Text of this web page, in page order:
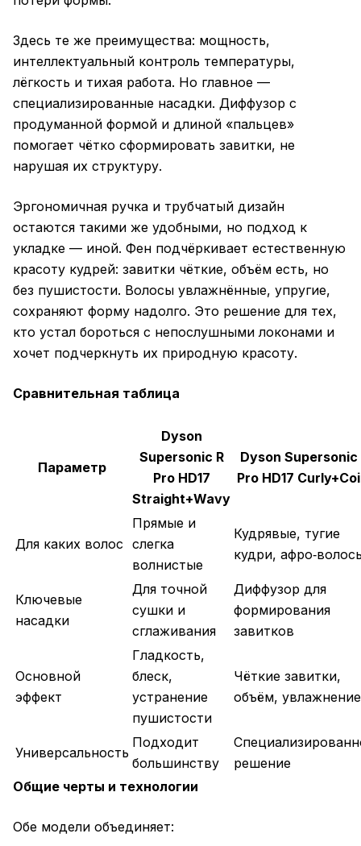
Здесь те же преимущества: мощность,
интеллектуальный контроль температуры,
лёгкость и тихая работа. Но главное —
специализированные насадки. Диффузор с
продуманной формой и длиной «пальцев»
помогает чётко сформировать завитки, не
нарушая их структуру.
Эргономичная ручка и трубчатый дизайн
остаются такими же удобными, но подход к
укладке — иной. Фен подчёркивает естественную
красоту кудрей: завитки чёткие, объём есть, но
без пушистости. Волосы увлажнённые, упругие,
сохраняют форму надолго. Это решение для тех,
кто устал бороться с непослушными локонами и
хочет подчеркнуть их природную красоту.
Сравнительная таблица
Параметр
Dyson
Supersonic R
Pro HD17
Straight+Wavy
Dyson Supersonic
Pro HD17
Для каких волос
Прямые и
слегка
волнистые
Кудрявые, тугие
кудри,
Ключевые
насадки
Для точной
сушки и
сглаживания
Диффузор для
формирования
завитков
Основной
эффект
Гладкость,
блеск,
устранение
пушистости
Чёткие завитки,
объём, увлажнение
Универсальность
Подходит
большинству
решение
Общие черты и технологии
Обе модели объединяет: